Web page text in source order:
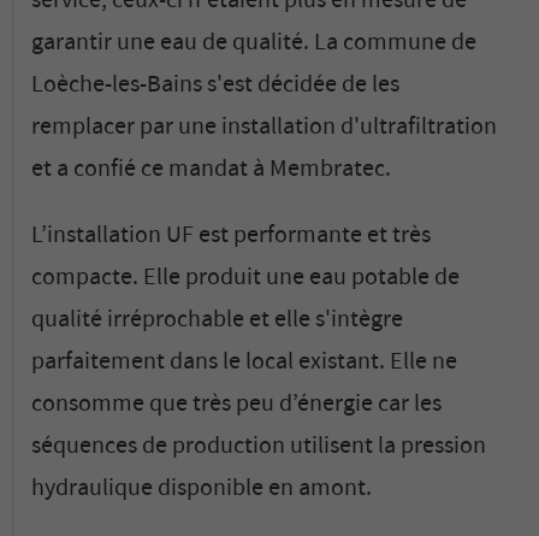
garantir une eau de qualité. La commune de
Loèche-les-Bains s'est décidée de les
remplacer par une installation d'ultrafiltration
et a confié ce mandat à Membratec.
L’installation UF est performante et très
compacte. Elle produit une eau potable de
qualité irréprochable et elle s'intègre
parfaitement dans le local existant. Elle ne
consomme que très peu d’énergie car les
séquences de production utilisent la pression
hydraulique disponible en amont.